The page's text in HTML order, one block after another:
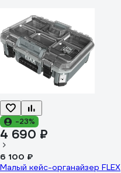
-23%
4 690 ₽
6 100 ₽
Малый кейс-органайзер FLEX